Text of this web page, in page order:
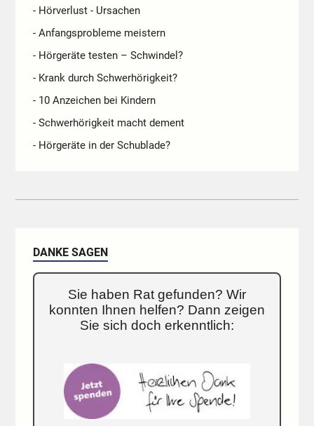
- Hörverlust - Ursachen
- Anfangsprobleme meistern
- Hörgeräte testen – Schwindel?
- Krank durch Schwerhörigkeit?
- 10 Anzeichen bei Kindern
- Schwerhörigkeit macht dement
- Hörgeräte in der Schublade?
DANKE SAGEN
Sie haben Rat gefunden? Wir
konnten Ihnen helfen? Dann zeigen
Sie sich doch erkenntlich: